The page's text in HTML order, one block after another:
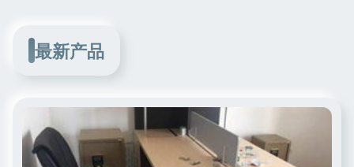
最新产品